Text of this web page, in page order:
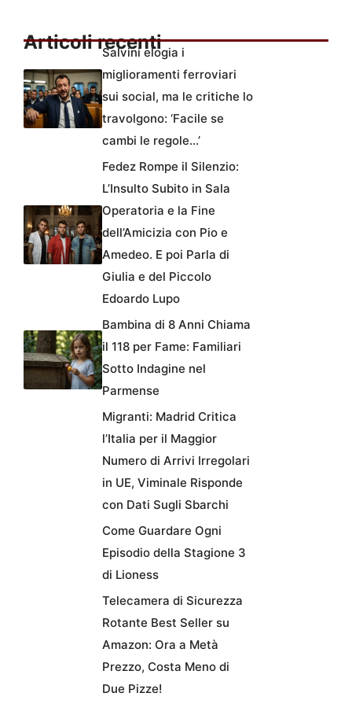
Articoli recenti
Salvini elogia i
miglioramenti ferroviari
sui social, ma le critiche lo
travolgono: ‘Facile se
cambi le regole…’
Fedez Rompe il Silenzio:
L’Insulto Subito in Sala
Operatoria e la Fine
dell’Amicizia con Pio e
Amedeo. E poi Parla di
Giulia e del Piccolo
Edoardo Lupo
Bambina di 8 Anni Chiama
il 118 per Fame: Familiari
Sotto Indagine nel
Parmense
Migranti: Madrid Critica
l’Italia per il Maggior
Numero di Arrivi Irregolari
in UE, Viminale Risponde
con Dati Sugli Sbarchi
Come Guardare Ogni
Episodio della Stagione 3
di Lioness
Telecamera di Sicurezza
Rotante Best Seller su
Amazon: Ora a Metà
Prezzo, Costa Meno di
Due Pizze!